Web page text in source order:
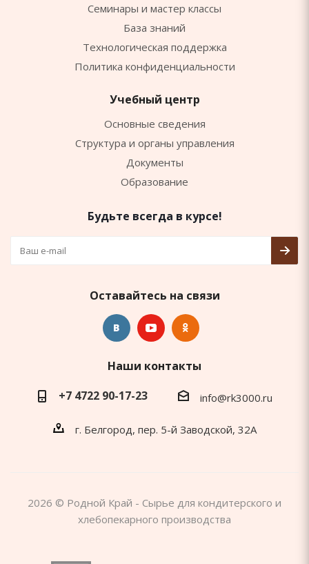
Семинары и мастер классы
База знаний
Технологическая поддержка
Политика конфиденциальности
Учебный центр
Основные сведения
Структура и органы управления
Документы
Образование
Будьте всегда в курсе!
Оставайтесь на связи
Наши контакты
+7 4722 90-17-23
info@rk3000.ru
г. Белгород, пер. 5-й Заводской, 32А
2026 © Родной Край - Сырье для кондитерского и
хлебопекарного производства